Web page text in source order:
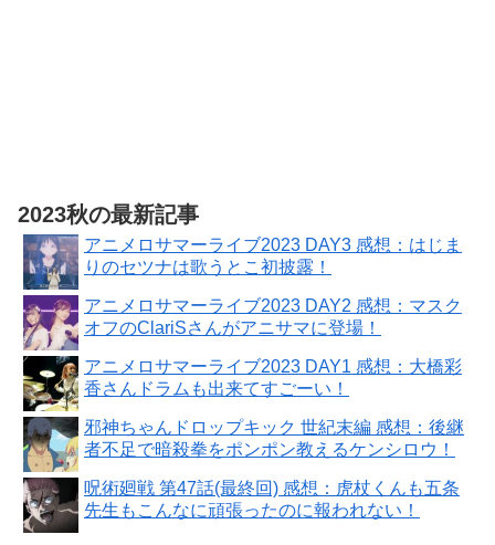
2023秋の最新記事
アニメロサマーライブ2023 DAY3 感想：はじま
りのセツナは歌うとこ初披露！
アニメロサマーライブ2023 DAY2 感想：マスク
オフのClariSさんがアニサマに登場！
アニメロサマーライブ2023 DAY1 感想：大橋彩
香さんドラムも出来てすごーい！
邪神ちゃんドロップキック 世紀末編 感想：後継
者不足で暗殺拳をポンポン教えるケンシロウ！
呪術廻戦 第47話(最終回) 感想：虎杖くんも五条
先生もこんなに頑張ったのに報われない！